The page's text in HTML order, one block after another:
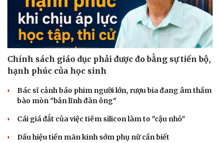
Chính sách giáo dục phải được đo bằng sự tiến bộ,
hạnh phúc của học sinh
Bác sĩ cảnh báo phim người lớn, rượu bia đang âm thầm
bào mòn "bản lĩnh đàn ông"
Cái giá đắt của việc tiêm silicon làm to "cậu nhỏ"
Dấu hiệu tiền mãn kinh sớm phụ nữ cần biết